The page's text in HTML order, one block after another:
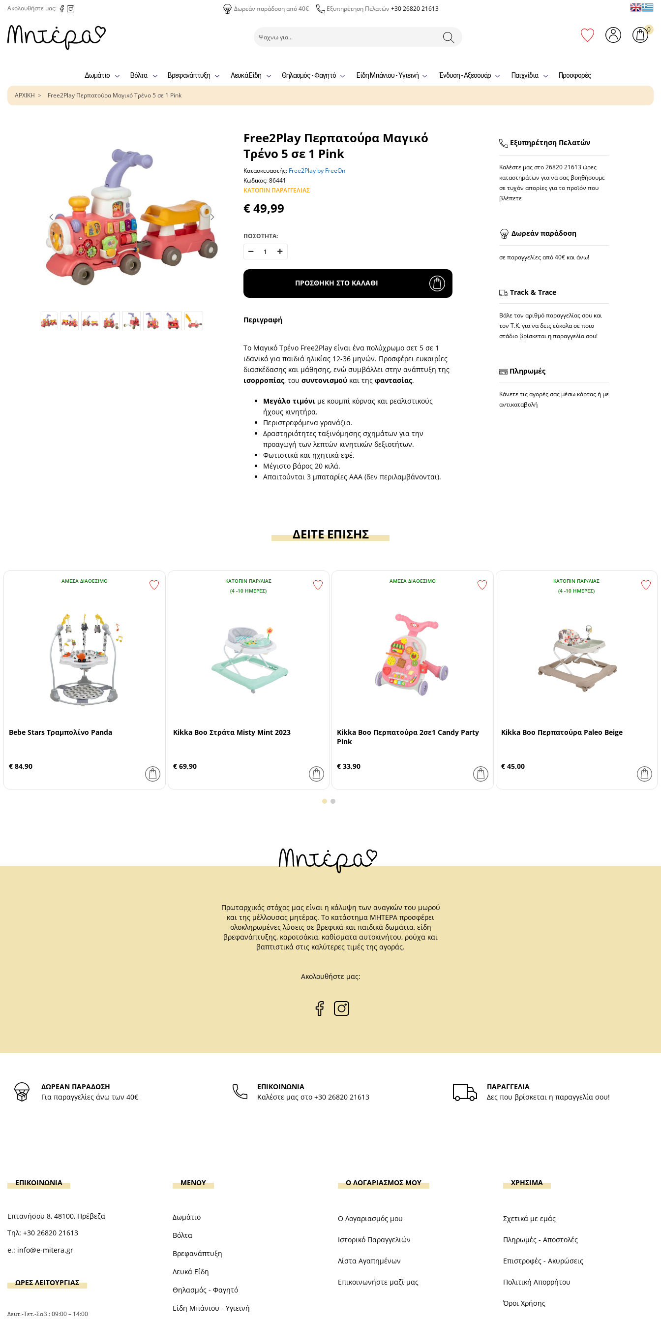
Ακολουθήστε μας: Δωρεάν παράδοση από 40€ Εξυπηρέτηση Πελατών +30 26820 21613
0
Δωμάτιο Βόλτα Βρεφανάπτυξη Λευκά Είδη Θηλασμός - Φαγητό Είδη Μπάνιου - Υγιεινή Ένδυση - Αξεσουάρ Παιχνίδια Προσφορές
ΑΡΧΙΚΗ Free2Play Περπατούρα Μαγικό Τρένο 5 σε 1 Pink
Free2Play Περπατούρα Μαγικό
Τρένο 5 σε 1 Pink
Κατασκευαστής: Free2Play by FreeOn
Κωδικος: 86441
ΚΑΤΌΠΙΝ ΠΑΡΑΓΓΕΛΊΑΣ
€ 49,99
ΠΟΣΟΤΗΤΑ:
ΠΡΟΣΘΗΚΗ ΣΤΟ ΚΑΛΑΘΙ
Περιγραφή
Το Μαγικό Τρένο Free2Play είναι ένα πολύχρωμο σετ 5 σε 1
ιδανικό για παιδιά ηλικίας 12-36 μηνών. Προσφέρει ευκαιρίες
διασκέδασης και μάθησης, ενώ συμβάλλει στην ανάπτυξη της
ισορροπίας, του συντονισμούκαι της φαντασίας.
Μεγάλο τιμόνιμε κουμπί κόρνας και ρεαλιστικούς
ήχους κινητήρα.
Περιστρεφόμενα γρανάζια.
Δραστηριότητες ταξινόμησης σχημάτων για την
προαγωγή των λεπτών κινητικών δεξιοτήτων.
Φωτιστικά και ηχητικά εφέ.
Μέγιστο βάρος 20 κιλά.
Απαιτούνται 3 μπαταρίες AAA (δεν περιλαμβάνονται).
Εξυπηρέτηση Πελατών
Καλέστε μας στο26820 21613ώρες
καταστημάτων για να σας βοηθήσουμε
σε τυχόν απορίες για το προϊόν που
βλέπετε
Δωρεάν παράδοση
σε παραγγελίες από 40€ και άνω!
Track & Trace
Βάλε τον αριθμό παραγγελίας σου και
τον Τ.Κ. για να δεις εύκολα σε ποιο
στάδιο βρίσκεται η παραγγελία σου!
Πληρωμές
Κάνετε τις αγορές σας μέσω κάρτας ή με
αντικαταβολή
ΔΕΙΤΕ ΕΠΙΣΗΣ
ΆΜΕΣΑ ΔΙΑΘΈΣΙΜΟ
Bebe Stars Τραμπολίνο Panda
€ 84,90
ΚΑΤΌΠΙΝ ΠΑΡ/ΛΊΑΣ
(4 -10 ΗΜΈΡΕΣ)
Kikka Boo Στράτα Misty Mint 2023
€ 69,90
ΆΜΕΣΑ ΔΙΑΘΈΣΙΜΟ
Kikka Boo Περπατούρα 2σε1 Candy Party
Pink
€ 33,90
ΚΑΤΌΠΙΝ ΠΑΡ/ΛΊΑΣ
(4 -10 ΗΜΈΡΕΣ)
Kikka Boo Περπατούρα Paleo Beige
€ 45,00
Πρωταρχικός στόχος μας είναι η κάλυψη των αναγκών του μωρού
και της μέλλουσας μητέρας. Το κατάστημα ΜΗΤΕΡΑ προσφέρει
ολοκληρωμένες λύσεις σε βρεφικά και παιδικά δωμάτια, είδη
βρεφανάπτυξης, καροτσάκια, καθίσματα αυτοκινήτου, ρούχα και
βαπτιστικά στις καλύτερες τιμές της αγοράς.
Ακολουθήστε μας:
ΔΩΡΕΑΝ ΠΑΡΑΔΟΣΗ
Για παραγγελίες άνω των 40€
ΕΠΙΚΟΙΝΩΝΙΑ
Καλέστε μας στο +30 26820 21613
ΠΑΡΑΓΓΕΛΙΑ
Δες που βρίσκεται η παραγγελία σου!
ΕΠΙΚΟΙΝΩΝΙΑ
Επτανήσου 8, 48100, Πρέβεζα
Τηλ: +30 26820 21613
e.: info@e-mitera.gr
ΩΡΕΣ ΛΕΙΤΟΥΡΓΙΑΣ
Δευτ.-Τετ.-Σαβ.: 09:00 – 14:00
MENOY
Δωμάτιο
Βόλτα
Βρεφανάπτυξη
Λευκά Είδη
Θηλασμός - Φαγητό
Είδη Μπάνιου - Υγιεινή
Ο ΛΟΓΑΡΙΑΣΜΟΣ ΜΟΥ
Ο Λογαριασμός μου
Ιστορικό Παραγγελιών
Λίστα Αγαπημένων
Επικοινωνήστε μαζί μας
ΧΡΗΣΙΜΑ
Σχετικά με εμάς
Πληρωμές - Αποστολές
Επιστροφές - Ακυρώσεις
Πολιτική Απορρήτου
Όροι Χρήσης